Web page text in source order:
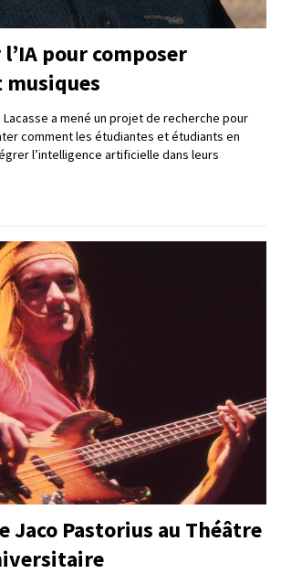
pour composer
musiques
a mené un projet de recherche pour
comment les étudiantes et étudiants en
l’intelligence artificielle dans leurs
Jaco Pastorius au Théâtre